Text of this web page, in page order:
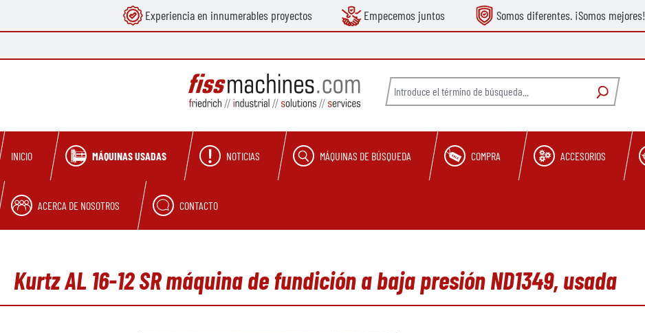
Saltar a la navegación principalExperiencia en innumerables proyectos Empecemos juntos Somos diferentes. ¡Somos mejores!
INICIO MÁQUINAS USADAS NOTICIAS MÁQUINAS DE BÚSQUEDA COMPRA ACCESORIOS
ACERCA DE NOSOTROS CONTACTO
Kurtz AL 16-12 SR máquina de fundición a baja presión ND1349, usada